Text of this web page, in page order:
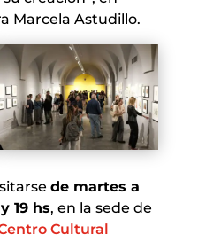
Marcela Astudillo.
de martes a
19 hs, en la sede de
Cultural